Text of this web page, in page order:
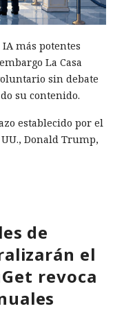
más potentes
La Casa
sin debate
su contenido.
establecido por el
Donald Trump,
a
crean está
podrán
determinados
de
el
revoca